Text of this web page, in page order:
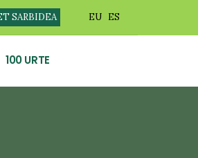
SARBIDEA EU ES
100 URTE